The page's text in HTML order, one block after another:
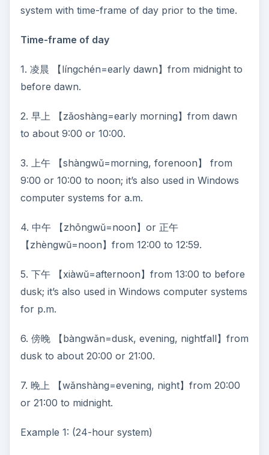
system with time-frame of day prior to the time.
Time-frame of day
1. 凌晨 【língchén=early dawn】from midnight to
before dawn.
2. 早上 【zǎoshàng=early morning】from dawn
to about 9:00 or 10:00.
3. 上午 【shàngwǔ=morning, forenoon】 from
9:00 or 10:00 to noon; it’s also used in Windows
computer systems for a.m.
4. 中午 【zhōngwŭ=noon】or 正午
【zhèngwŭ=noon】from 12:00 to 12:59.
5. 下午 【xiàwŭ=afternoon】from 13:00 to before
dusk; it’s also used in Windows computer systems
for p.m.
6. 傍晚 【bàngwǎn=dusk, evening, nightfall】from
dusk to about 20:00 or 21:00.
7. 晚上 【wǎnshàng=evening, night】from 20:00
or 21:00 to midnight.
Example 1: (24-hour system)